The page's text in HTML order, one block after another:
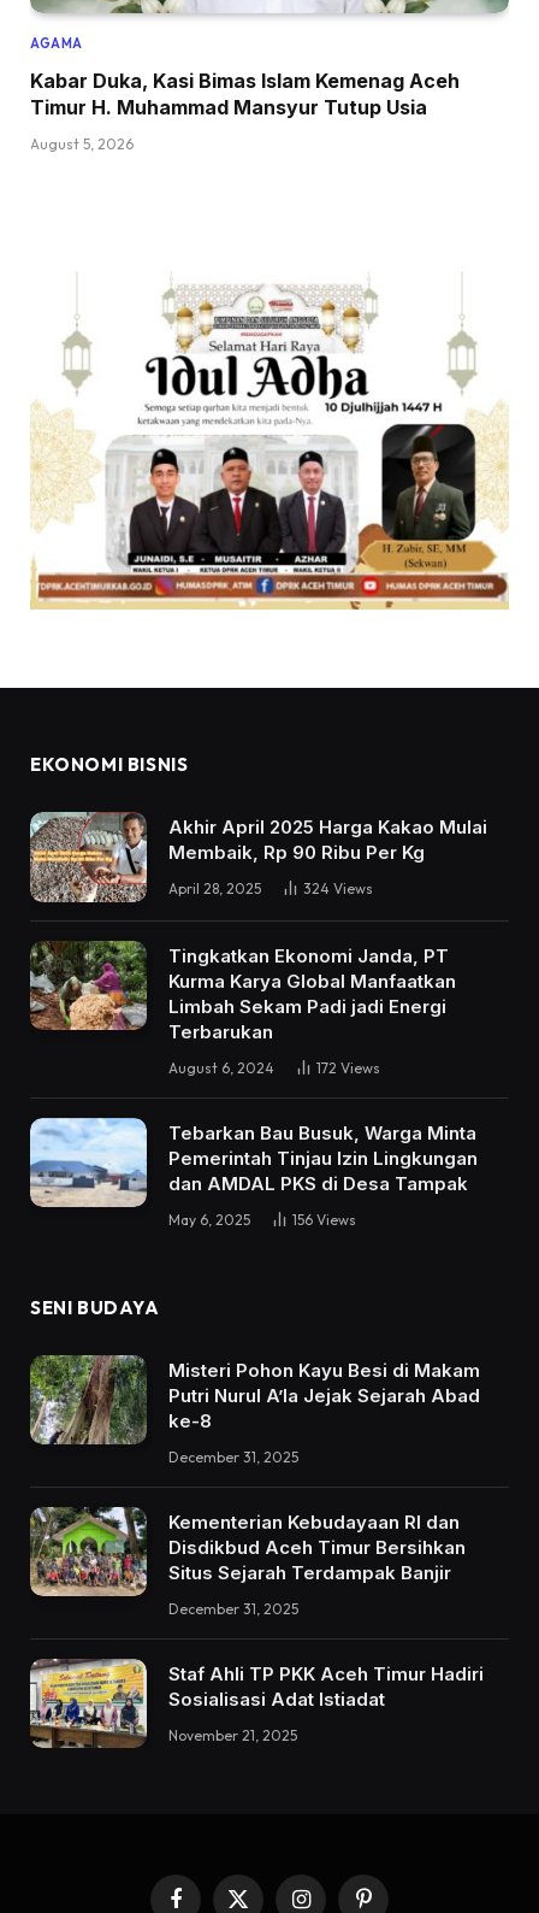
AGAMA
Kabar Duka, Kasi Bimas Islam Kemenag Aceh
Timur H. Muhammad Mansyur Tutup Usia
August 5, 2026
EKONOMI BISNIS
Akhir April 2025 Harga Kakao Mulai
Membaik, Rp 90 Ribu Per Kg
April 28, 2025 324 Views
Tingkatkan Ekonomi Janda, PT
Kurma Karya Global Manfaatkan
Limbah Sekam Padi jadi Energi
Terbarukan
August 6, 2024 172 Views
Tebarkan Bau Busuk, Warga Minta
Pemerintah Tinjau Izin Lingkungan
dan AMDAL PKS di Desa Tampak
May 6, 2025 156 Views
SENI BUDAYA
Misteri Pohon Kayu Besi di Makam
Putri Nurul A’la Jejak Sejarah Abad
ke-8
December 31, 2025
Kementerian Kebudayaan RI dan
Disdikbud Aceh Timur Bersihkan
Situs Sejarah Terdampak Banjir
December 31, 2025
Staf Ahli TP PKK Aceh Timur Hadiri
Sosialisasi Adat Istiadat
November 21, 2025
Facebook
X InstagramPinterest